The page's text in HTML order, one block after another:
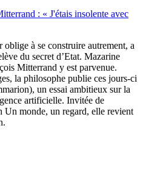
: « J'étais insolente avec
à se construire autrement, a
du secret d’Etat. Mazarine
Mitterrand y est parvenue.
la philosophe publie ces jours-ci
un essai ambitieux sur la
artificielle. Invitée de
Un monde, un regard, elle revient